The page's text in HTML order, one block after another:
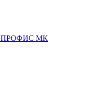
ПРОФИС МК